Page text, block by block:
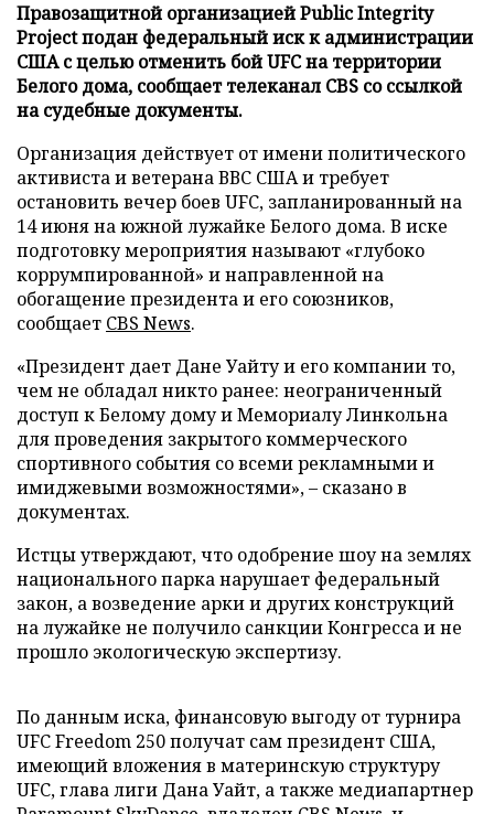
Правозащитной организацией Public Integrity
Project подан федеральный иск к администрации
США с целью отменить бой UFC на территории
Белого дома, сообщает телеканал CBS со ссылкой
на судебные документы.
Организация действует от имени политического
активиста и ветерана ВВС США и требует
остановить вечер боев UFC, запланированный на
14 июня на южной лужайке Белого дома. В иске
подготовку мероприятия называют «глубоко
коррумпированной» и направленной на
обогащение президента и его союзников,
сообщает CBS News.
«Президент дает Дане Уайту и его компании то,
чем не обладал никто ранее: неограниченный
доступ к Белому дому и Мемориалу Линкольна
для проведения закрытого коммерческого
спортивного события со всеми рекламными и
имиджевыми возможностями», – сказано в
документах.
Истцы утверждают, что одобрение шоу на землях
национального парка нарушает федеральный
закон, а возведение арки и других конструкций
на лужайке не получило санкции Конгресса и не
прошло экологическую экспертизу.
По данным иска, финансовую выгоду от турнира
UFC Freedom 250 получат сам президент США,
имеющий вложения в материнскую структуру
UFC, глава лиги Дана Уайт, а также медиапартнер